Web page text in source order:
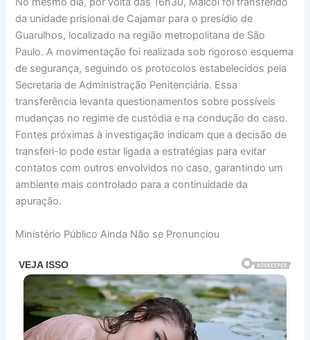
da unidade prisional de Cajamar para o presídio de
Guarulhos, localizado na região metropolitana de São
Paulo. A movimentação foi realizada sob rigoroso esquema
de segurança, seguindo os protocolos estabelecidos pela
Secretaria de Administração Penitenciária. Essa
transferência levanta questionamentos sobre possíveis
mudanças no regime de custódia e na condução do caso.
Fontes próximas à investigação indicam que a decisão de
transferi-lo pode estar ligada a estratégias para evitar
contatos com outros envolvidos no caso, garantindo um
ambiente mais controlado para a continuidade da
apuração.
Ministério Público Ainda Não se Pronunciou